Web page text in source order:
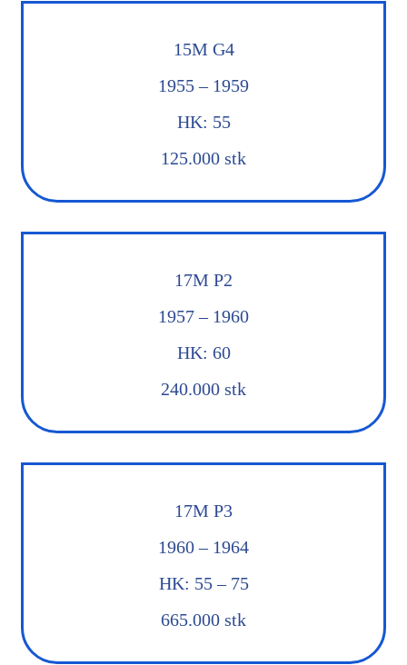
15M G4
1955 – 1959
HK: 55
125.000 stk
17M P2
1957 – 1960
HK: 60
240.000 stk
17M P3
1960 – 1964
HK: 55 – 75
665.000 stk